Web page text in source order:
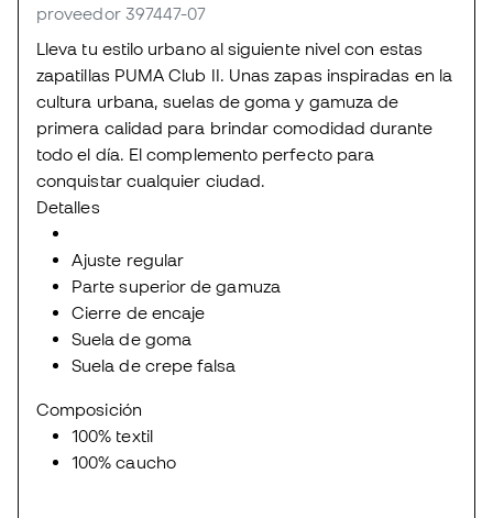
proveedor 397447-07
Lleva tu estilo urbano al siguiente nivel con estas
zapatillas PUMA Club II. Unas zapas inspiradas en la
cultura urbana, suelas de goma y gamuza de
primera calidad para brindar comodidad durante
todo el día. El complemento perfecto para
conquistar cualquier ciudad.
Detalles
Ajuste regular
Parte superior de gamuza
Cierre de encaje
Suela de goma
Suela de crepe falsa
Composición
100% textil
100% caucho